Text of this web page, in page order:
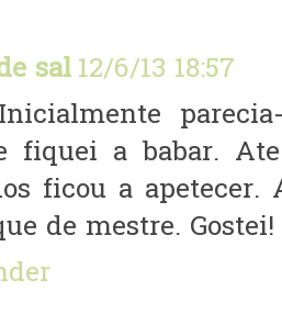
sal12/6/13 18:57
fiquei a babar.
ficou a apetecer.
de mestre. Gostei!